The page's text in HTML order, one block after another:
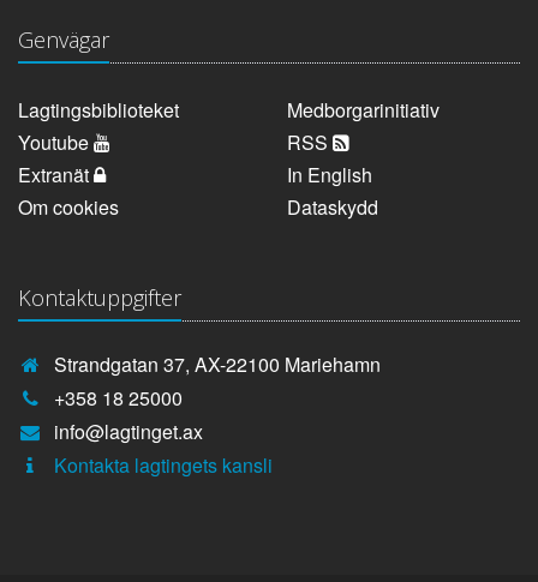
Genvägar
Lagtingsbiblioteket
Medborgarinitiativ
Youtube
RSS
Extranät
In English
Om cookies
Dataskydd
Kontaktuppgifter
Strandgatan 37, AX-22100 Mariehamn
Telefonnummer:
+358 18 25000
E-
post:
info@lagtinget.ax
Fler:
Kontakta lagtingets kansli